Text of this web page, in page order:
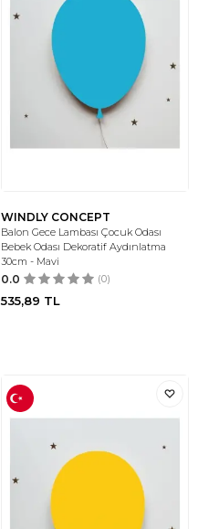
WINDLY CONCEPT
Balon Gece Lambası Çocuk Odası
Bebek Odası Dekoratif Aydınlatma
30cm - Mavi
0.0 (0)
535,89 TL